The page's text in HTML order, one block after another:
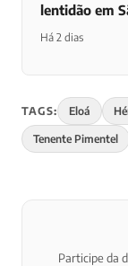
lentidão em
Há 2 dias
TAGS: Eloá
Tenente Pimentel
Participe da